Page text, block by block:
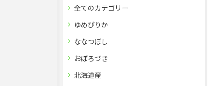
全てのカテゴリー
ゆめぴりか
ななつぼし
おぼろづき
北海道産